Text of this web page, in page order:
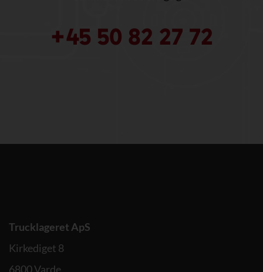
+45 50 82 27 72
Trucklageret ApS
Kirkediget 8
6800 Varde